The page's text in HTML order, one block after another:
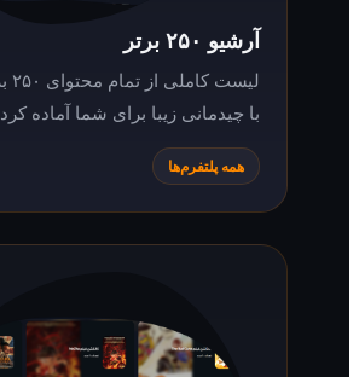
لیست کاملی از تمام محتوای ۲۵۰ برتر جهان را
با چیدمانی زیبا برای شما آماده کرده‌ایم.
همه پلتفرم‌ها